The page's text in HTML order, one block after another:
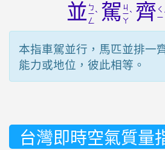
並 ㄅ
ㄧ
ㄥ
ˋ 駕 ㄐ
ㄧ
ㄚ
ˋ 齊 ㄑ
ㄧ
本指車駕並行，馬匹並排一
能力或地位，彼此相等。
台灣即時空氣質量